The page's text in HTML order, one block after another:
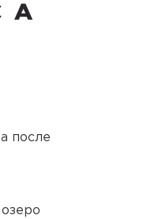
после